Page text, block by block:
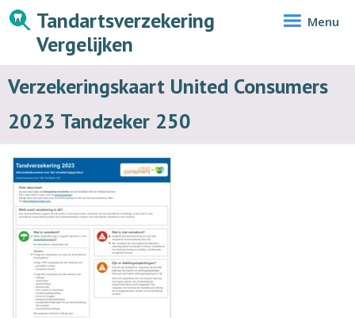
Tandartsverzekering
Vergelijken
Menu
Verzekeringskaart United Consumers
2023 Tandzeker 250